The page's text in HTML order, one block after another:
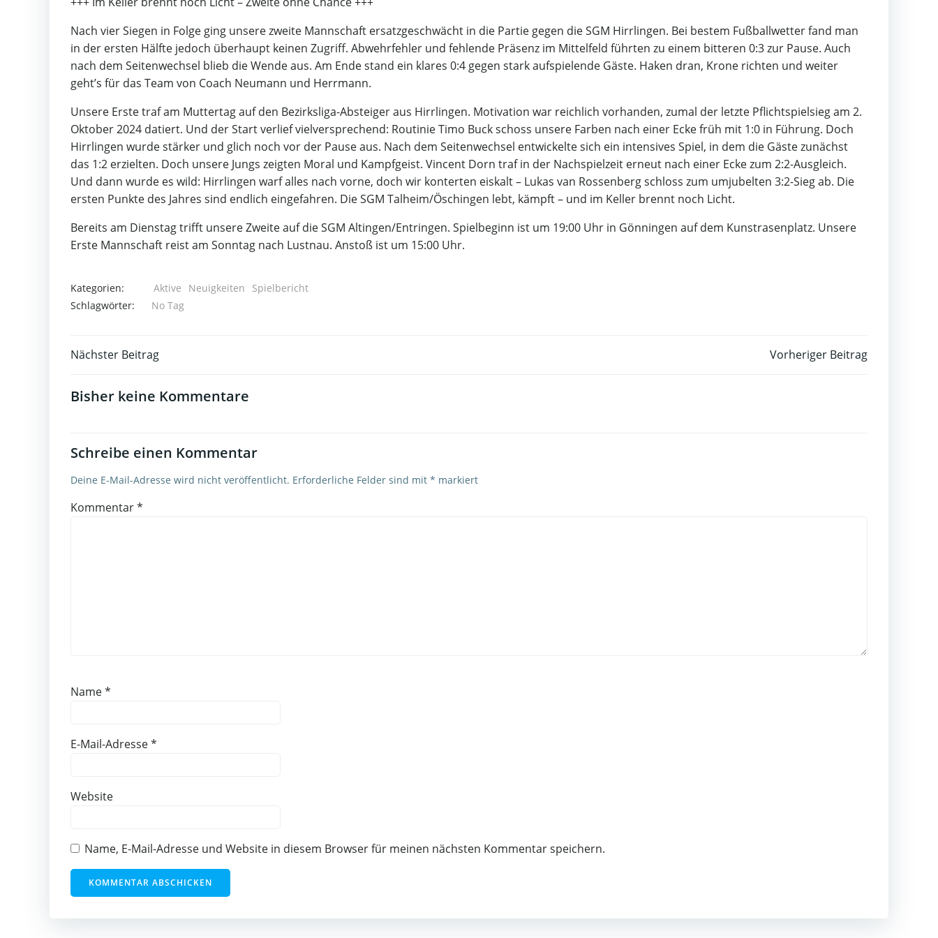
Nach vier Siegen in Folge ging unsere zweite Mannschaft ersatzgeschwächt in die Partie gegen die SGM Hirrlingen. Bei bestem Fußballwetter fand man
in der ersten Hälfte jedoch überhaupt keinen Zugriff. Abwehrfehler und fehlende Präsenz im Mittelfeld führten zu einem bitteren 0:3 zur Pause. Auch
nach dem Seitenwechsel blieb die Wende aus. Am Ende stand ein klares 0:4 gegen stark aufspielende Gäste. Haken dran, Krone richten und weiter
geht’s für das Team von Coach Neumann und Herrmann.
Unsere Erste traf am Muttertag auf den Bezirksliga-Absteiger aus Hirrlingen. Motivation war reichlich vorhanden, zumal der letzte Pflichtspielsieg am 2.
Oktober 2024 datiert. Und der Start verlief vielversprechend: Routinie Timo Buck schoss unsere Farben nach einer Ecke früh mit 1:0 in Führung. Doch
Hirrlingen wurde stärker und glich noch vor der Pause aus. Nach dem Seitenwechsel entwickelte sich ein intensives Spiel, in dem die Gäste zunächst
das 1:2 erzielten. Doch unsere Jungs zeigten Moral und Kampfgeist. Vincent Dorn traf in der Nachspielzeit erneut nach einer Ecke zum 2:2-Ausgleich.
Und dann wurde es wild: Hirrlingen warf alles nach vorne, doch wir konterten eiskalt – Lukas van Rossenberg schloss zum umjubelten 3:2-Sieg ab. Die
ersten Punkte des Jahres sind endlich eingefahren. Die SGM Talheim/Öschingen lebt, kämpft – und im Keller brennt noch Licht.
Bereits am Dienstag trifft unsere Zweite auf die SGM Altingen/Entringen. Spielbeginn ist um 19:00 Uhr in Gönningen auf dem Kunstrasenplatz. Unsere
Erste Mannschaft reist am Sonntag nach Lustnau. Anstoß ist um 15:00 Uhr.
Kategorien: Aktive Neuigkeiten
Spielbericht
Schlagwörter:
No Tag
Post
navigation
Nächster Beitrag Vorheriger Beitrag
Bisher keine Kommentare
Schreibe einen Kommentar
Deine E-Mail-Adresse wird nicht veröffentlicht. Erforderliche Felder sind mit * markiert
Kommentar*
Name*
E-Mail-Adresse*
Website
Name, E-Mail-Adresse und Website in diesem Browser für meinen nächsten Kommentar speichern.